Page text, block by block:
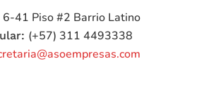
6-41 Piso #2 Barrio Latino
(+57) 311 4493338